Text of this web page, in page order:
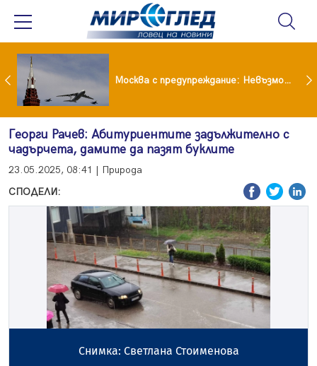
Вече не рушим само Земята: 4-тонен фрагмент на SpaceX удари луната Москва с предупреждание: Невъзможно е да бъде победена ядрена сила като Русия
Георги Рачев: Абитуриентите задължително с
чадърчета, дамите да пазят буклите
23.05.2025, 08:41 | Природа
СПОДЕЛИ:
Снимка: Светлана Стоименова